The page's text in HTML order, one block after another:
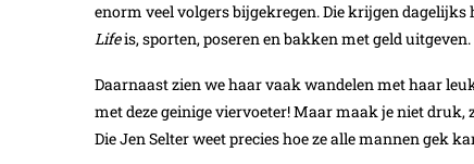
enorm veel volgers bijgekregen. Die krijgen dagelijks
Lifeis, sporten, poseren en bakken met geld uitgeven.
Daarnaast zien we haar vaak wandelen met haar
met deze geinige viervoeter! Maar maak je niet druk,
Die Jen Selter weet precies hoe ze alle mannen gek